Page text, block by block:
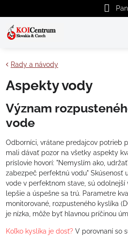
Rady a návody
Aspekty vody
Význam
vode
Odborníci, vrátane predajcov potrieb
mali dávať pozor na všetky aspekty
príslovie hovorí: "Nemyslím ako,
zabezpeč perfektnú vodu" Skúsenosť
vode v perfektnom stave, sú
lepšie a úspešne sa trú. Parametre
monitorované, rozpusteného kyslíka
je nízka, môže byť hlavnou príčinou
Koľko kyslíka je dosť? V porovnaní so